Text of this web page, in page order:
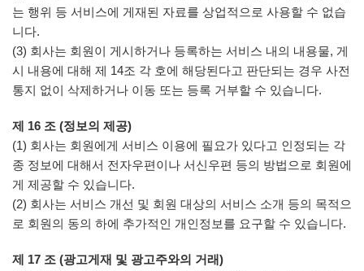
는 행위 등 서비스에 게재된 자료를 상업적으로 사용할 수 없습
니다.
(3) 회사는 회원이 게시하거나 등록하는 서비스 내의 내용물, 게
시 내용에 대해 제 14조 각 호에 해당된다고 판단되는 경우 사전
통지 없이 삭제하거나 이동 또는 등록 거부할 수 있습니다.
제 16 조 (정보의 제공)
(1) 회사는 회원에게 서비스 이용에 필요가 있다고 인정되는 각
종 정보에 대해서 전자우편이나 서신우편 등의 방법으로 회원에
게 제공할 수 있습니다.
(2) 회사는 서비스 개선 및 회원 대상의 서비스 소개 등의 목적으
로 회원의 동의 하에 추가적인 개인정보를 요구할 수 있습니다.
제 17 조 (광고게재 및 광고주와의 거래)